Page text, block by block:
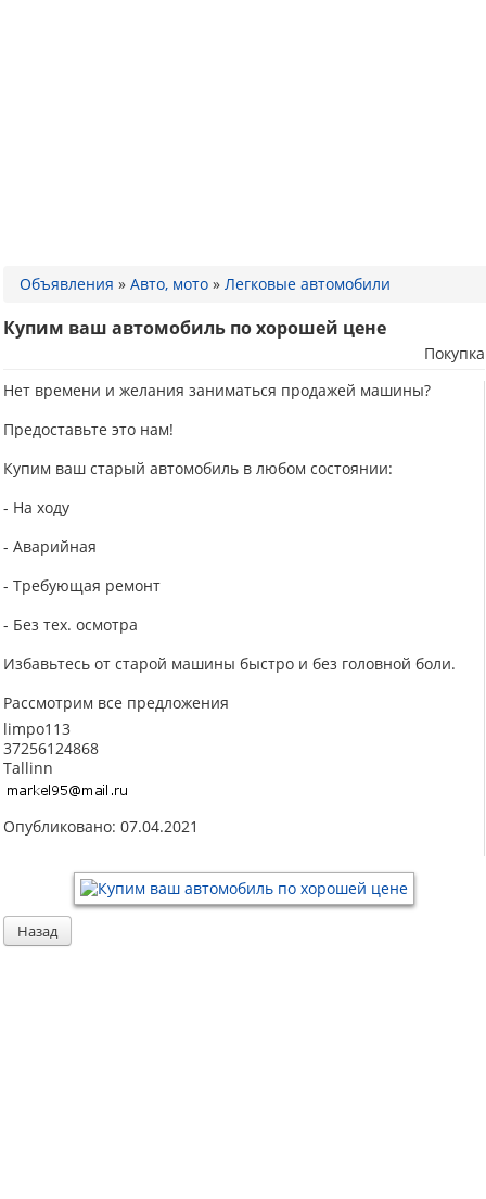
Объявления » Авто, мото » Легковые автомобили
Купим ваш автомобиль по хорошей цене
Покупка
Нет времени и желания заниматься продажей машины?
Предоставьте это нам!
Купим ваш старый автомобиль в любом состоянии:
- На ходу
- Аварийная
- Требующая ремонт
- Без тех. осмотра
Избавьтесь от старой машины быстро и без головной боли.
Рассмотрим все предложения
limpo113
37256124868
Tallinn
Опубликовано: 07.04.2021
Назад